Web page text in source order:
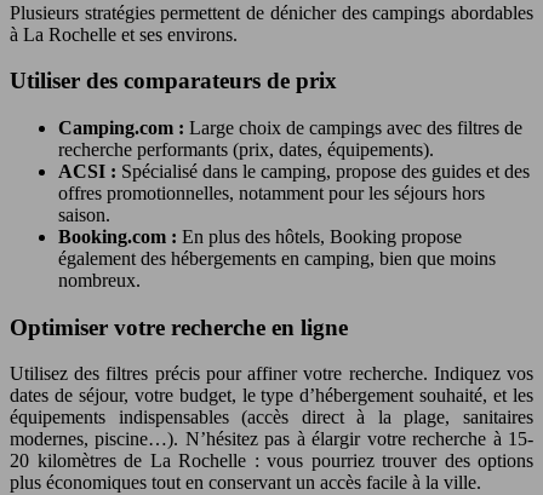
Plusieurs stratégies permettent de dénicher des campings abordables
à La Rochelle et ses environs.
Utiliser des comparateurs de prix
Camping.com : Large choix de campings avec des filtres de
recherche performants (prix, dates, équipements).
ACSI : Spécialisé dans le camping, propose des guides et des
offres promotionnelles, notamment pour les séjours hors
saison.
Booking.com : En plus des hôtels, Booking propose
également des hébergements en camping, bien que moins
nombreux.
Optimiser votre recherche en ligne
Utilisez des filtres précis pour affiner votre recherche. Indiquez vos
dates de séjour, votre budget, le type d’hébergement souhaité, et les
équipements indispensables (accès direct à la plage, sanitaires
modernes, piscine…). N’hésitez pas à élargir votre recherche à 15-
20 kilomètres de La Rochelle : vous pourriez trouver des options
plus économiques tout en conservant un accès facile à la ville.